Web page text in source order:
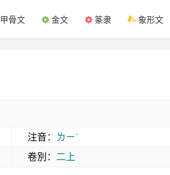
甲骨文 金文 篆隶 象形文
注音： ㄌㄧˋ
卷別： 二上